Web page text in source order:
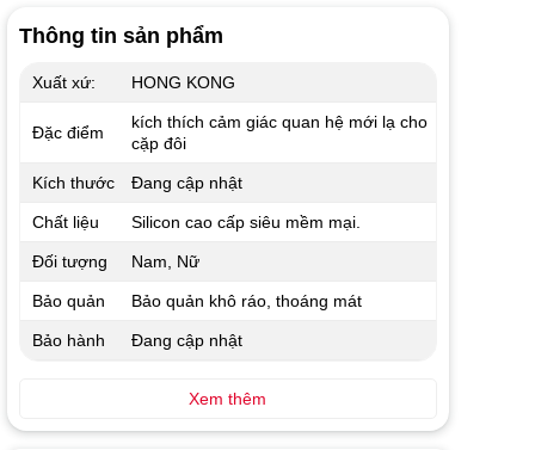
Thông tin sản phẩm
Xuất xứ: HONG KONG
Đặc điểm
kích thích cảm giác quan hệ mới lạ cho
cặp đôi
Kích thước Đang cập nhật
Chất liệu Silicon cao cấp siêu mềm mại.
Đối tượng Nam, Nữ
Bảo quản Bảo quản khô ráo, thoáng mát
Bảo hành Đang cập nhật
Xem thêm